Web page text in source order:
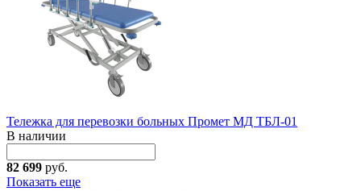
Тележка для перевозки больных Промет МД ТБЛ-01
В наличии
82 699 руб.
Показать еще